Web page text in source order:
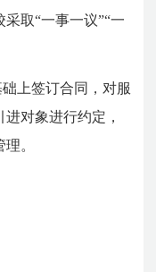
取“一事一议”“一
上签订合同，对服
对象进行约定，
。